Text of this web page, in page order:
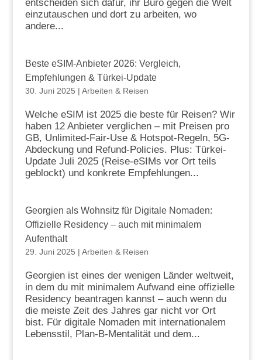
entscheiden sich dafür, ihr Büro gegen die Welt
einzutauschen und dort zu arbeiten, wo
andere...
Beste eSIM-Anbieter 2026: Vergleich,
Empfehlungen & Türkei-Update
30. Juni 2025 | Arbeiten & Reisen
Welche eSIM ist 2025 die beste für Reisen? Wir
haben 12 Anbieter verglichen – mit Preisen pro
GB, Unlimited-Fair-Use & Hotspot-Regeln, 5G-
Abdeckung und Refund-Policies. Plus: Türkei-
Update Juli 2025 (Reise-eSIMs vor Ort teils
geblockt) und konkrete Empfehlungen...
Georgien als Wohnsitz für Digitale Nomaden:
Offizielle Residency – auch mit minimalem
Aufenthalt
29. Juni 2025 | Arbeiten & Reisen
Georgien ist eines der wenigen Länder weltweit,
in dem du mit minimalem Aufwand eine offizielle
Residency beantragen kannst – auch wenn du
die meiste Zeit des Jahres gar nicht vor Ort
bist. Für digitale Nomaden mit internationalem
Lebensstil, Plan-B-Mentalität und dem...